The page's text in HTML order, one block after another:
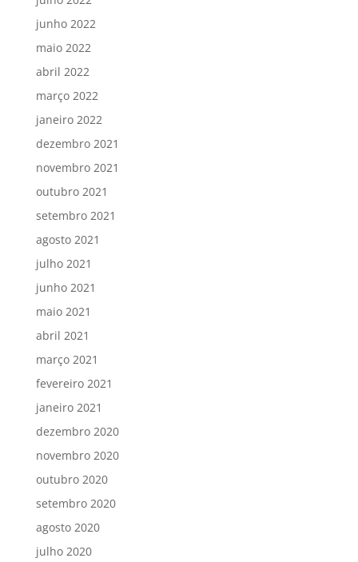
junho 2022
maio 2022
abril 2022
março 2022
janeiro 2022
dezembro 2021
novembro 2021
outubro 2021
setembro 2021
agosto 2021
julho 2021
junho 2021
maio 2021
abril 2021
março 2021
fevereiro 2021
janeiro 2021
dezembro 2020
novembro 2020
outubro 2020
setembro 2020
agosto 2020
julho 2020